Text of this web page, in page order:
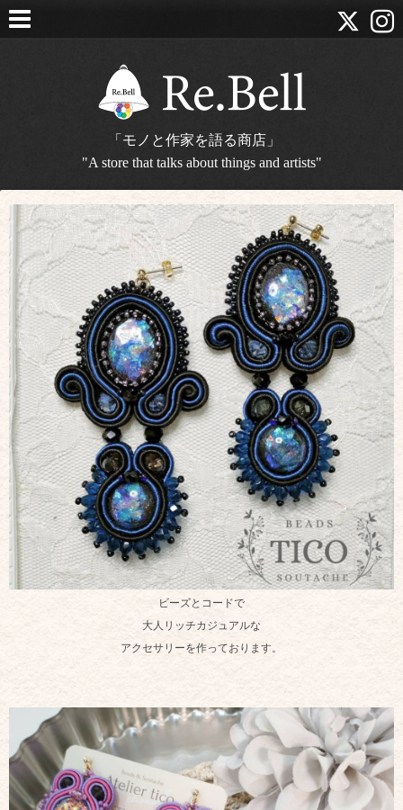
「モノと作家を語る商店」
"A store that talks about things and artists"
ビーズとコードで
大人リッチカジュアルな
アクセサリーを作っております。